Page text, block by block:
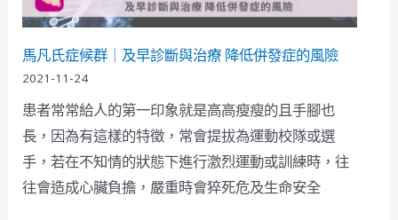
馬凡氏症候群｜及早診斷與治療 降低併發症的風險
2021-11-24
患者常常給人的第一印象就是高高瘦瘦的且手腳也
長，因為有這樣的特徵，常會提拔為運動校隊或選
手，若在不知情的狀態下進行激烈運動或訓練時，往
往會造成心臟負擔，嚴重時會猝死危及生命安全